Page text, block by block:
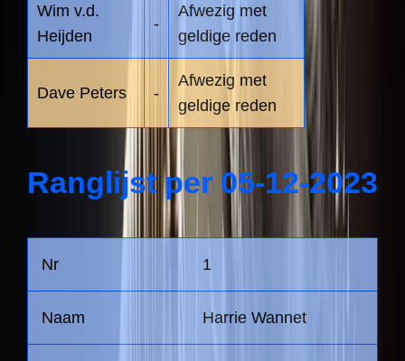
Wim v.d.
Heijden
-
Afwezig met
geldige reden
Dave Peters -
Afwezig met
geldige reden
Ranglijst per 05-12-2023
1
Harrie Wannet